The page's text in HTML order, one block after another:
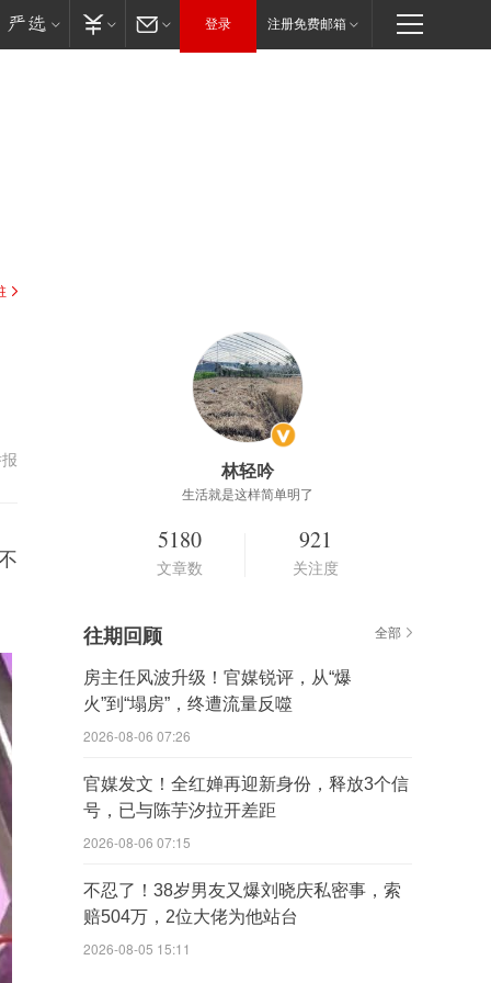
登录 注册免费邮箱
林轻吟
生活就是这样简单明了
5180
文章数
921
关注度
往期回顾 全部
房主任风波升级！官媒锐评，从“爆
火”到“塌房”，终遭流量反噬
2026-08-06 07:26
官媒发文！全红婵再迎新身份，释放3个信
号，已与陈芋汐拉开差距
2026-08-06 07:15
不忍了！38岁男友又爆刘晓庆私密事，索
赔504万，2位大佬为他站台
2026-08-05 15:11